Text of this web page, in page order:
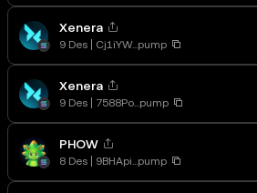
Xenera
9 Des Cj1iYW...pump
Xenera
9 Des 7588Po...pump
PHOW
8 Des 9BHApi...pump